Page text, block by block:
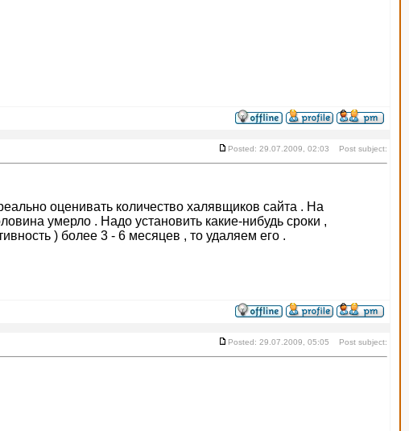
Posted: 29.07.2009, 02:03 Post subject:
оценивать количество халявщиков сайта . На
умерло . Надо установить какие-нибудь сроки ,
) более 3 - 6 месяцев , то удаляем его .
Posted: 29.07.2009, 05:05 Post subject: